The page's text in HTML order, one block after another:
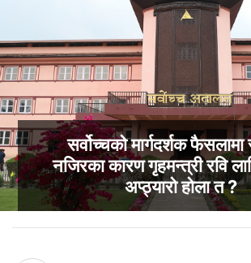
सर्वोच्चको मार्गदर्शक फैसलामा
नजिरका कारण गृहमन्त्री रवि
अप्ठ्यारो होला त ?